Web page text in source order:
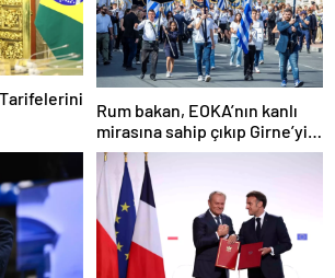
Rum bakan, EOKA’nın kanlı
mirasına sahip çıkıp Girne’yi
hedef gösterdi